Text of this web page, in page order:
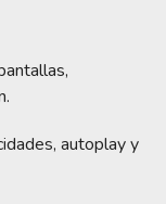
autoplay y